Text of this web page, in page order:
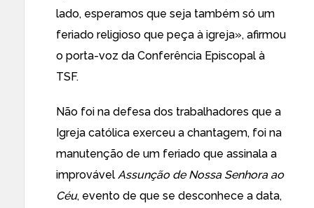
lado, esperamos que seja também só um
feriado religioso que peça à igreja», afirmou
o porta-voz da Conferência Episcopal à
TSF.
Não foi na defesa dos trabalhadores que a
Igreja católica exerceu a chantagem, foi na
manutenção de um feriado que assinala a
improvável Assunção de Nossa Senhora ao
Céu, evento de que se desconhece a data,